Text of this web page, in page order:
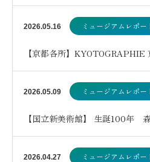
はらぺこあおむし
2026.05.16 ミュージアムレポー
【京都各所】
2026.05.09 ミュージアムレポー
【国立新美術館】 生誕100年
2026.04.27 ミュージアムレポー